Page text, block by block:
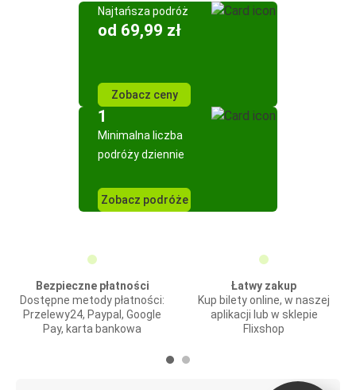
Najtańsza podróż
od 69,99 zł
Zobacz ceny
1
Minimalna liczba
podróży dziennie
Zobacz podróże
Bezpieczne płatności
Dostępne metody płatności:
Przelewy24, Paypal, Google
Pay, karta bankowa
Łatwy zakup
Kup bilety online, w naszej
aplikacji lub w sklepie
Flixshop